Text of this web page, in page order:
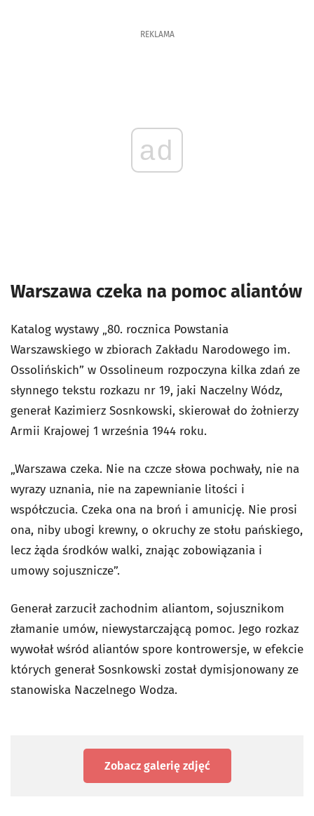
REKLAMA
ad
Warszawa czeka na pomoc aliantów
Katalog wystawy „80. rocznica Powstania
Warszawskiego w zbiorach Zakładu Narodowego im.
Ossolińskich” w Ossolineum rozpoczyna kilka zdań ze
słynnego tekstu rozkazu nr 19, jaki Naczelny Wódz,
generał Kazimierz Sosnkowski, skierował do żołnierzy
Armii Krajowej 1 września 1944 roku.
„Warszawa czeka. Nie na czcze słowa pochwały, nie na
wyrazy uznania, nie na zapewnianie litości i
współczucia. Czeka ona na broń i amunicję. Nie prosi
ona, niby ubogi krewny, o okruchy ze stołu pańskiego,
lecz żąda środków walki, znając zobowiązania i
umowy sojusznicze”.
Generał zarzucił zachodnim aliantom, sojusznikom
złamanie umów, niewystarczającą pomoc. Jego rozkaz
wywołał wśród aliantów spore kontrowersje, w efekcie
których generał Sosnkowski został dymisjonowany ze
stanowiska Naczelnego Wodza.
Zobacz galerię zdjęć